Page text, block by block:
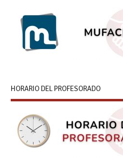
HORARIO DEL PROFESORADO